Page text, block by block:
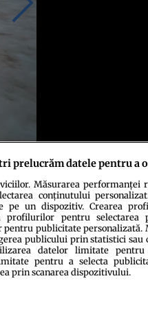
prelucrăm datele pentru a
Măsurarea performanței
conținutului
pe un dispozitiv. Crearea
profilurilor pentru selectarea
publicitate personalizată.
publicului prin statistici sau
datelor limitate pentru
pentru a selecta
prin scanarea dispozitivului.